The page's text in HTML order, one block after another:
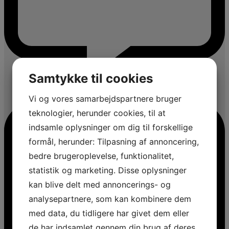
Samtykke til cookies
Vi og vores samarbejdspartnere bruger
teknologier, herunder cookies, til at
indsamle oplysninger om dig til forskellige
formål, herunder: Tilpasning af annoncering,
bedre brugeroplevelse, funktionalitet,
statistik og marketing. Disse oplysninger
kan blive delt med annoncerings- og
analysepartnere, som kan kombinere dem
med data, du tidligere har givet dem eller